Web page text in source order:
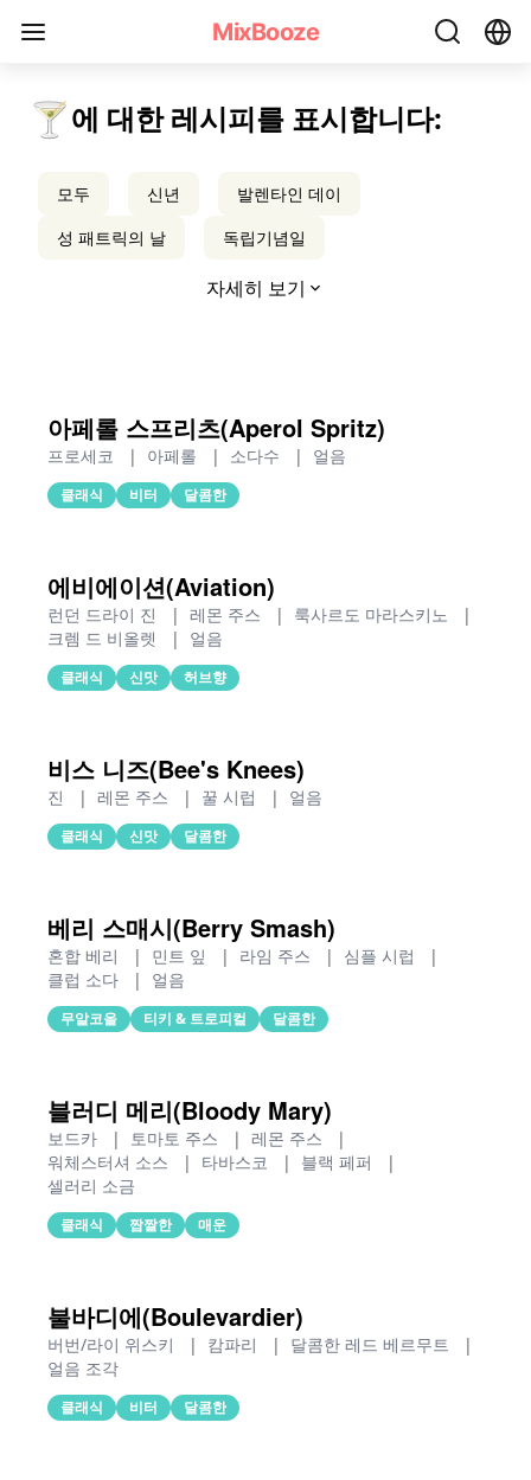
MixBooze
🍸에 대한 레시피를 표시합니다:
모두 신년
발렌타인 데이
성 패트릭의 날
독립기념일
자세히 보기
아페롤 스프리츠(Aperol Spritz)
프로세코 | 아페롤 | 소다수 | 얼음
클래식 비터 달콤한
에비에이션(Aviation)
런던 드라이 진 | 레몬 주스 | 룩사르도 마라스키노
|
크렘 드 비올렛
| 얼음
클래식 신맛 허브향
비스 니즈(Bee's Knees)
진 | 레몬 주스 | 꿀 시럽 | 얼음
클래식 신맛 달콤한
베리 스매시(Berry Smash)
혼합 베리 | 민트 잎 | 라임 주스 | 심플 시럽
|
클럽 소다
| 얼음
무알코올 티키 & 트로피컬 달콤한
블러디 메리(Bloody Mary)
보드카 | 토마토 주스 | 레몬 주스
|
워체스터셔 소스
| 타바스코 | 블랙 페퍼
|
셀러리 소금
클래식 짭짤한 매운
불바디에(Boulevardier)
버번/라이 위스키 | 캄파리 | 달콤한 레드 베르무트
|
얼음 조각
클래식 비터 달콤한